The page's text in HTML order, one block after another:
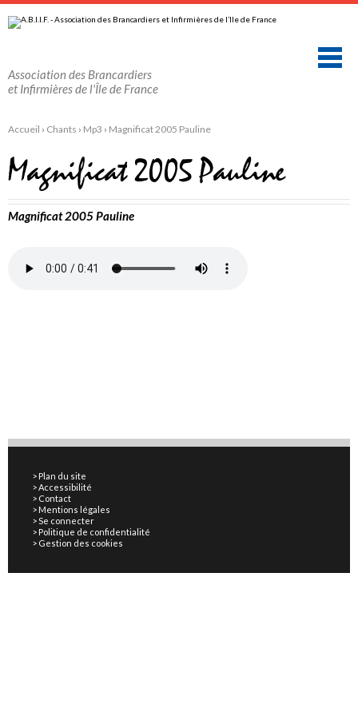
au
contenu.
navigation
personnels
Association des Brancardiers
et Infirmières de l'Île de France
Accueil › Chants › Mp3 › Magnificat 2005 Pauline
Magnificat 2005 Pauline
Magnificat 2005 Pauline
Plan du site
Accessibilité
Contact
Mentions légales
Se connecter
Politique de confidentialité
Gestion des cookies